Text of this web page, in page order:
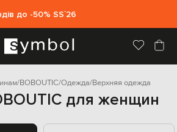
до -50% SS`26
BOBOUTIC Одежда Верхняя одежда
для женщин